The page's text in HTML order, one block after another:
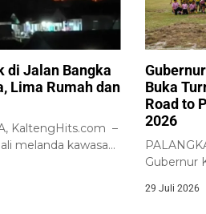
di Jalan Bangka
Lima Rumah dan
KaltengHits.com –
melanda kawasan
Buka
Road to
2026
Gubernur
29 Juli 2026